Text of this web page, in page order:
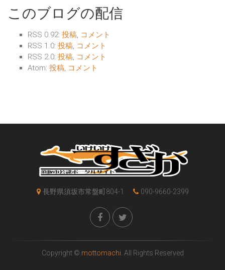
このブログの配信
RSS 0.92: 投稿, コメント
RSS 1.0: 投稿, コメント
RSS 2.0: 投稿, コメント
Atom: 投稿, コメント
長野県須坂市常盤町804-1 090-9660-2399
Copyright © mottomachi. All Rights Reserved